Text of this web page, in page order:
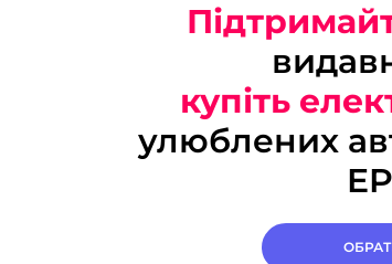
купіть
улюблених